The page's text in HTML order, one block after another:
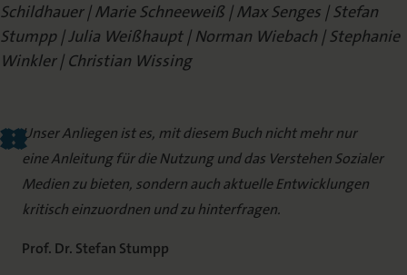
Schildhauer | Marie Schneeweiß | Max Senges | Stefan
Stumpp | Julia Weißhaupt | Norman Wiebach | Stephanie
Winkler | Christian Wissing
Unser Anliegen ist es, mit diesem Buch nicht mehr nur
eine Anleitung für die Nutzung und das Verstehen Sozialer
Medien zu bieten, sondern auch aktuelle Entwicklungen
kritisch einzuordnen und zu hinterfragen.
Prof. Dr. Stefan Stumpp